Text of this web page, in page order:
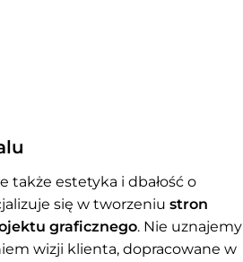
także estetyka i dbałość o
się w tworzeniu stron
graficznego. Nie uznajemy
wizji klienta, dopracowane w